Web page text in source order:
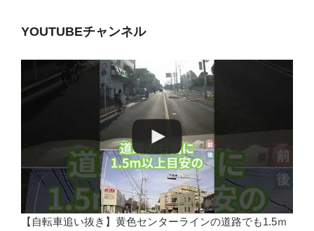
YOUTUBEチャンネル
【自転車追い抜き】黄色センターラインの道路でも1.5ｍ